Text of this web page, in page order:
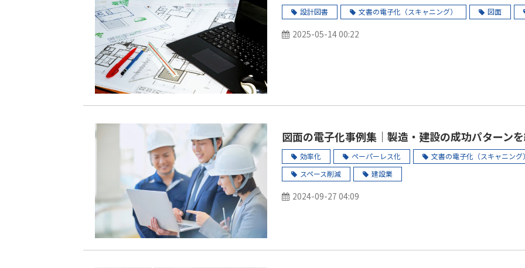
設計図書 文書の電子化（スキャニング） 図面
2025-05-14 00:22
図面の電子化事例集｜製造・建設の成功パターン
効率化 ペーパーレス化 文書の電子化（スキャニング）
スペース削減
建設業
2024-09-27 04:09